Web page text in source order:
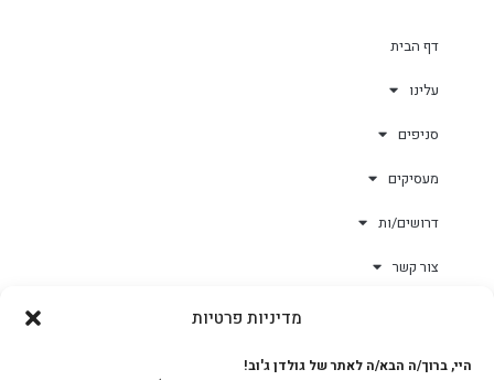
מדיניות פרטיות
היי, ברוך/ה הבא/ה לאתר של גולדן ג'וב!
דף הבית
עלינו
סניפים
מעסיקים
דרושים/ות
צור קשר